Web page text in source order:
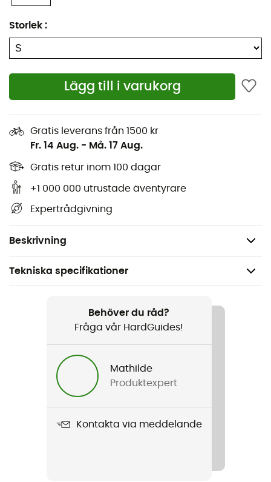
Storlek :
Lägg till i varukorg
Gratis leverans från 1500 kr
Fr. 14 Aug. - Må. 17 Aug.
Gratis retur inom 100 dagar
+1 000 000 utrustade äventyrare
Expertrådgivning
Beskrivning
Tack vare sin kompakta storlek och lätta design passar
Cocoon Packing Cube
separera dina rena kläder från smutsiga kläder,
organisera dina tillbehör och hålla allt välordnat. Inga
Material: nylon
Dimensioner:
S: 28 x 10 x 8 cm
XL: 43 x 33 x 8 cm
Tekniska specifikationer
S : 85 g / M : 102 g / L : 137 g / XL : 142 g
Produktnamn
Behöver du råd?
Fråga vår HardGuides!
Mathilde
Produktexpert
Kontakta via meddelande